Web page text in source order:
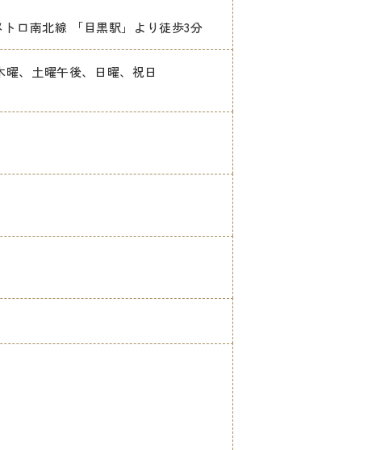
ロ南北線 「目黒駅」より徒歩3分
、土曜午後、日曜、祝日